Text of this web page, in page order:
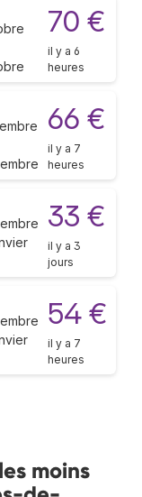
70 €
il y a 6
heures
66 €
il y a 7
heures
33 €
il y a 3
jours
54 €
il y a 7
heures
moins